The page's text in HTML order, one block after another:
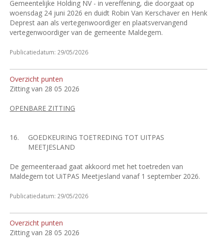
Gemeentelijke Holding NV - in vereffening, die doorgaat op
woensdag 24 juni 2026 en duidt Robin Van Kerschaver en Henk
Deprest aan als vertegenwoordiger en plaatsvervangend
vertegenwoordiger van de gemeente Maldegem.
Publicatiedatum: 29/05/2026
Overzicht punten
Zitting van 28 05 2026
OPENBARE ZITTING
16.
GOEDKEURING TOETREDING TOT UITPAS
MEETJESLAND
De gemeenteraad gaat akkoord met het toetreden van
Maldegem tot UiTPAS Meetjesland vanaf 1 september 2026.
Publicatiedatum: 29/05/2026
Overzicht punten
Zitting van 28 05 2026